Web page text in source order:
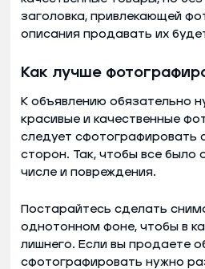
заголовка, привлекающей
описания продавать их
Как лучше
К объявлению обязательно
красивые и качественные
следует сфотографировать
сторон. Так, чтобы все было
числе и повреждения.
Постарайтесь сделать
однотонном фоне, чтобы в
лишнего. Если вы продаете
сфотографировать нужно